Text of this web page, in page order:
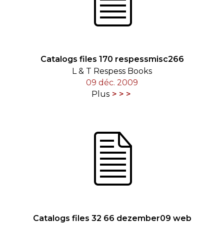
Catalogs files 170 respessmisc266
L & T Respess Books
09 déc. 2009
Plus
Catalogs files 32 66 dezember09 web